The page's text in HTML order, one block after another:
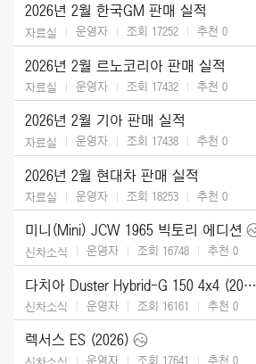
2026년 2월 한국GM 판매 실적
자료실 운영자 조회 17252 추천 0
2026년 2월 르노코리아 판매 실적
자료실 운영자 조회 17432 추천 0
2026년 2월 기아 판매 실적
자료실 운영자 조회 17438 추천 0
2026년 2월 현대차 판매 실적
자료실 운영자 조회 18253 추천 0
미니(Mini) JCW 1965 빅토리 에디션
신차소식 운영자 조회 16748 추천 0
다치아 Duster Hybrid-G 150 4x4 (2026)
신차소식 운영자 조회 16161 추천 0
렉서스 ES (2026)
운영자 조회 17641 추천 0